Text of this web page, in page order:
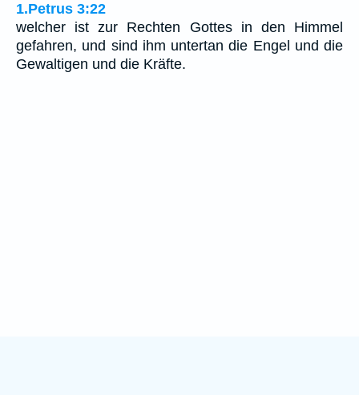
1.Petrus 3:22
welcher ist zur Rechten Gottes in den Himmel
gefahren, und sind ihm untertan die Engel und die
Gewaltigen und die Kräfte.